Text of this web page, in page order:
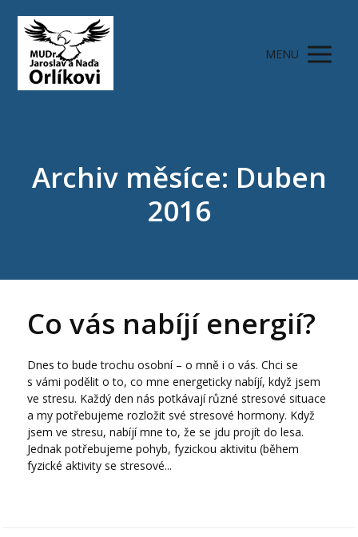
MENU
Archiv měsíce: Duben
2016
Co vás nabíjí energií?
Dnes to bude trochu osobní – o mně i o vás. Chci se
s vámi podělit o to, co mne energeticky nabíjí, když jsem
ve stresu. Každý den nás potkávají různé stresové situace
a my potřebujeme rozložit své stresové hormony. Když
jsem ve stresu, nabíjí mne to, že se jdu projít do lesa.
Jednak potřebujeme pohyb, fyzickou aktivitu (během
fyzické aktivity se stresové...